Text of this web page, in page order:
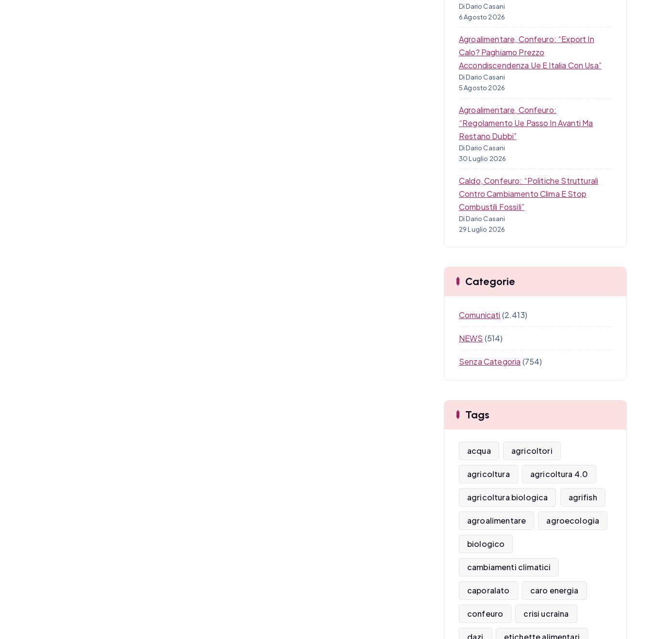
Di Dario Casani
6 Agosto 2026
Agroalimentare, Confeuro: “Export In
Calo? Paghiamo Prezzo
Accondiscendenza Ue E Italia Con Usa”
Di Dario Casani
5 Agosto 2026
Agroalimentare, Confeuro:
“Regolamento Ue Passo In Avanti Ma
Restano Dubbi”
Di Dario Casani
30 Luglio 2026
Caldo, Confeuro: “Politiche Strutturali
Contro Cambiamento Clima E Stop
Combustili Fossili”
Di Dario Casani
29 Luglio 2026
Categorie
Comunicati (2.413)
NEWS (514)
Senza Categoria (754)
Tags
acqua agricoltori
agricoltura agricoltura 4.0
agricoltura biologica agrifish
agroalimentare agroecologia
biologico
cambiamenti climatici
caporalato caro energia
confeuro crisi ucraina
dazi etichette alimentari